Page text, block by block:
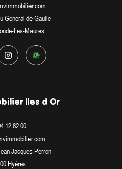
General de Gaulle
Les-Maures
Iles d Or
12 82 00
Jacques Perron
Hyères